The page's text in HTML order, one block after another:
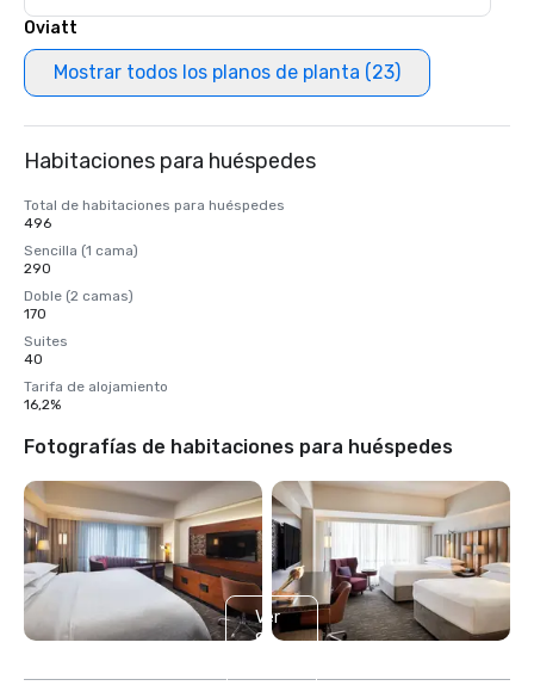
Oviatt
Mostrar todos los planos de planta (23)
Habitaciones para huéspedes
Total de habitaciones para huéspedes
496
Sencilla (1 cama)
290
Doble (2 camas)
170
Suites
40
Tarifa de alojamiento
16,2%
Fotografías de habitaciones para huéspedes
Ver
8